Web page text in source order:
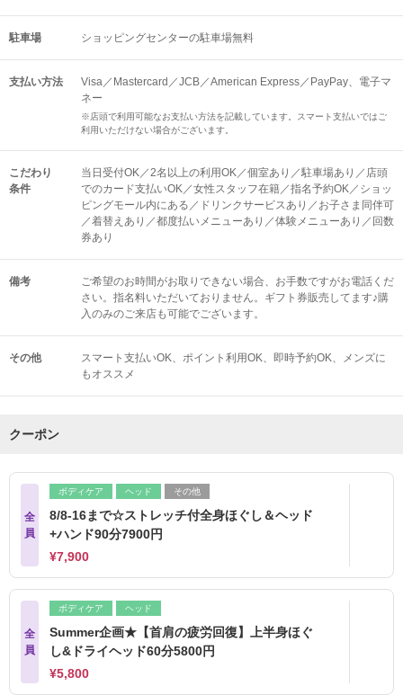
駐車場 ショッピングセンターの駐車場無料
支払い方法
Visa／Mastercard／JCB／American Express／PayPay、電子マ
ネー
※店頭で利用可能なお支払い方法を記載しています。スマート支払いではご
利用いただけない場合がございます。
こだわり
条件
当日受付OK／2名以上の利用OK／個室あり／駐車場あり／店頭
でのカード支払いOK／女性スタッフ在籍／指名予約OK／ショッ
ピングモール内にある／ドリンクサービスあり／お子さま同伴可
／着替えあり／都度払いメニューあり／体験メニューあり／回数
券あり
備考
ご希望のお時間がお取りできない場合、お手数ですがお電話くだ
さい。指名料いただいておりません。ギフト券販売してます♪購
入のみのご来店も可能でございます。
その他 スマート支払いOK ポイント利用OK 即時予約OK
メンズに
もオススメ
クーポン
全
員
ボディケア ヘッド その他
8/8-16まで☆ストレッチ付全身ほぐし＆ヘッド
+ハンド90分7900円
¥7,900
全
員
ボディケア ヘッド
Summer企画★【首肩の疲労回復】上半身ほぐ
し&ドライヘッド60分5800円
¥5,800